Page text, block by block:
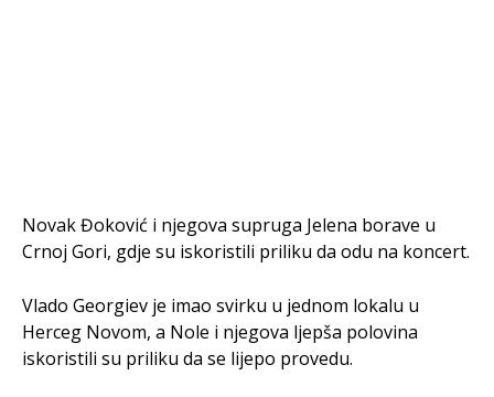
Novak Đoković i njegova supruga Jelena borave u
Crnoj Gori, gdje su iskoristili priliku da odu na koncert.
Vlado Georgiev je imao svirku u jednom lokalu u
Herceg Novom, a Nole i njegova ljepša polovina
iskoristili su priliku da se lijepo provedu.